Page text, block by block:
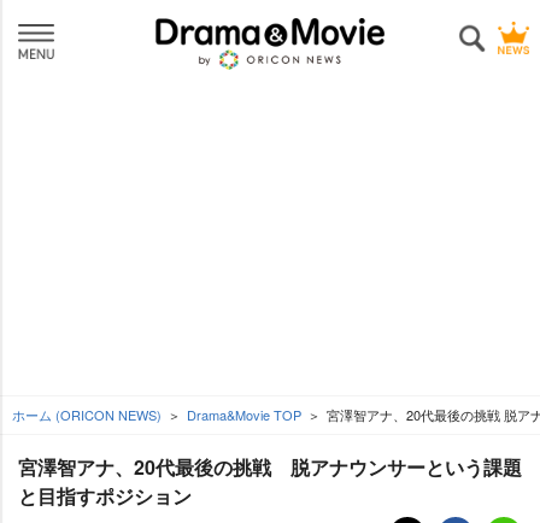
ホーム (ORICON NEWS) Drama&Movie TOP 宮澤智アナ、20代最後の挑戦 脱ア
宮澤智アナ、20代最後の挑戦 脱アナウンサーという課題
と目指すポジション